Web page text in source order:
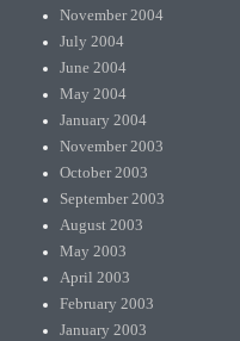
November 2004
July 2004
June 2004
May 2004
January 2004
November 2003
October 2003
September 2003
August 2003
May 2003
April 2003
February 2003
January 2003